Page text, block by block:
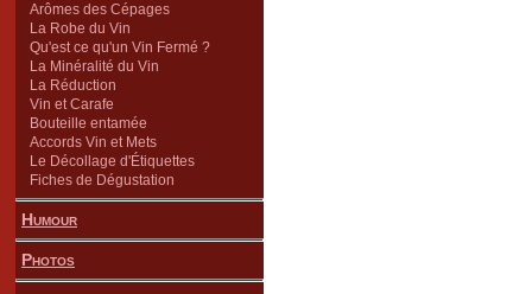
Arômes des Cépages
La Robe du Vin
Qu'est ce qu'un Vin Fermé ?
La Minéralité du Vin
La Réduction
Vin et Carafe
Bouteille entamée
Accords Vin et Mets
Le Décollage d'Étiquettes
Fiches de Dégustation
Humour
Photos